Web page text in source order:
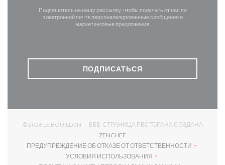
Подпишитесь на нашу рассылку, чтобы получать от нас по
электронной почте персонализированные сообщения и
маркетинговые предложения.
ПОДПИСАТЬСЯ
© 2026 LE BOUILLON — ВЕБ-СТРАНИЦА РЕСТОРАНА СОЗДАНА
ZENCHEF
ПРЕДУПРЕЖДЕНИЕ ОБ ОТКАЗЕ ОТ ОТВЕТСТВЕННОСТИ
((ОТКРЫВАЕТСЯ В НОВОМ ОКНЕ))
УСЛОВИЯ ИСПОЛЬЗОВАНИЯ
((ОТКРЫВАЕТСЯ В НОВОМ ОКНЕ))